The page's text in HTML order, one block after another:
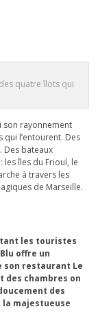
quatre îlots qui
son rayonnement
qui l’entourent. Des
Des bateaux
îles du Frioul, le
à travers les
de Marseille.
les touristes
offre un
son restaurant Le
des chambres on
des
la majestueuse